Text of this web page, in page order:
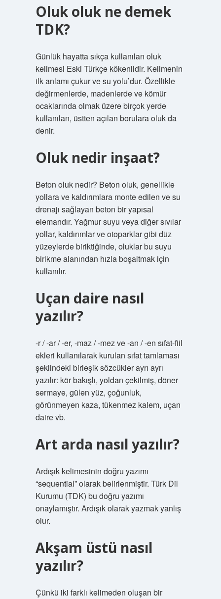
Oluk oluk ne demek
TDK?
Günlük hayatta sıkça kullanılan oluk
kelimesi Eski Türkçe kökenlidir. Kelimenin
ilk anlamı çukur ve su yolu’dur. Özellikle
değirmenlerde, madenlerde ve kömür
ocaklarında olmak üzere birçok yerde
kullanılan, üstten açılan borulara oluk da
denir.
Oluk nedir inşaat?
Beton oluk nedir? Beton oluk, genellikle
yollara ve kaldırımlara monte edilen ve su
drenajı sağlayan beton bir yapısal
elemandır. Yağmur suyu veya diğer sıvılar
yollar, kaldırımlar ve otoparklar gibi düz
yüzeylerde biriktiğinde, oluklar bu suyu
birikme alanından hızla boşaltmak için
kullanılır.
Uçan daire nasıl
yazılır?
-r / -ar / -er, -maz / -mez ve -an / -en sıfat-fiil
ekleri kullanılarak kurulan sıfat tamlaması
şeklindeki birleşik sözcükler ayrı ayrı
yazılır: kör bakışlı, yoldan çekilmiş, döner
sermaye, gülen yüz, çoğunluk,
görünmeyen kaza, tükenmez kalem, uçan
daire vb.
Art arda nasıl yazılır?
Ardışık kelimesinin doğru yazımı
“sequential” olarak belirlenmiştir. Türk Dil
Kurumu (TDK) bu doğru yazımı
onaylamıştır. Ardışık olarak yazmak yanlış
olur.
Akşam üstü nasıl
yazılır?
Çünkü iki farklı kelimeden oluşan bir